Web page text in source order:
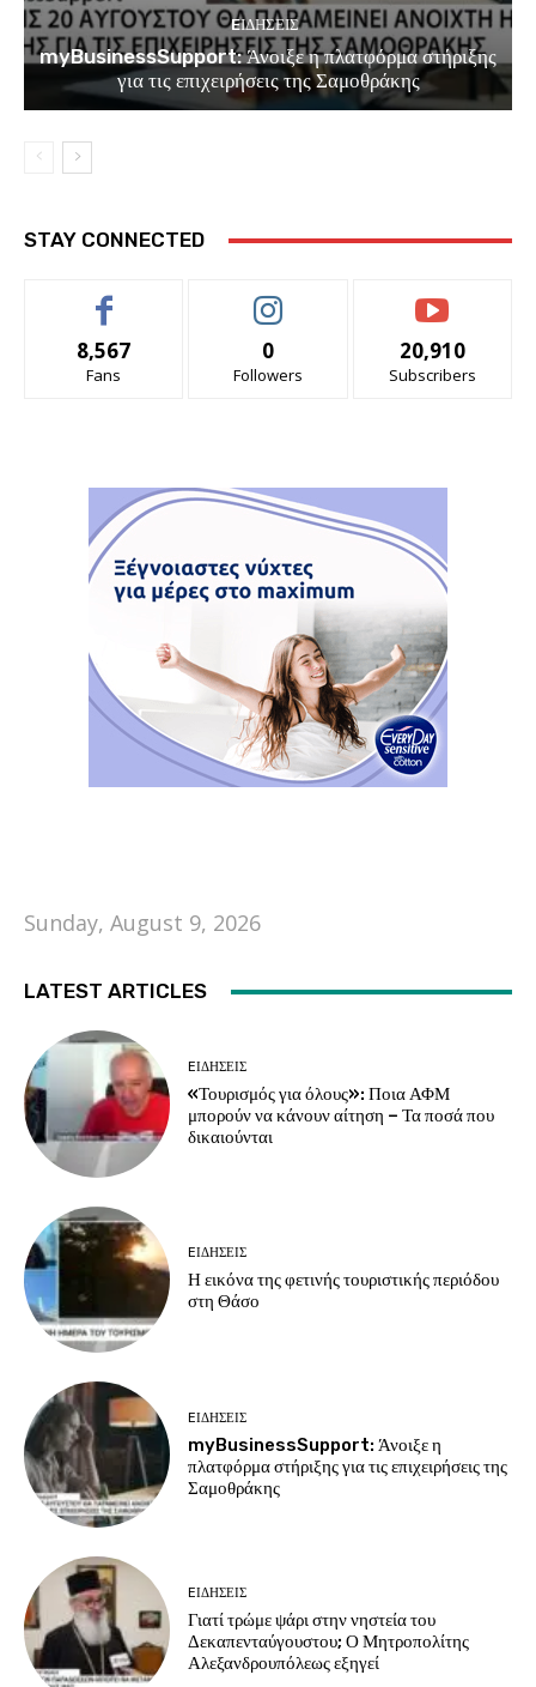
EΙΔΗΣΕΙΣ
myBusinessSupport: Άνοιξε η πλατφόρμα στήριξης
για τις επιχειρήσεις της Σαμοθράκης
STAY CONNECTED
8,567
Fans
0
Followers
20,910
Subscribers
Sunday, August 9, 2026
LATEST ARTICLES
EΙΔΗΣΕΙΣ
«Τουρισμός για όλους»: Ποια ΑΦΜ
μπορούν να κάνουν αίτηση – Τα ποσά που
δικαιούνται
EΙΔΗΣΕΙΣ
Η εικόνα της φετινής τουριστικής περιόδου
στη Θάσο
EΙΔΗΣΕΙΣ
myBusinessSupport: Άνοιξε η
πλατφόρμα στήριξης για τις επιχειρήσεις της
Σαμοθράκης
EΙΔΗΣΕΙΣ
Γιατί τρώμε ψάρι στην νηστεία του
Δεκαπενταύγουστου; Ο Μητροπολίτης
Αλεξανδρουπόλεως εξηγεί